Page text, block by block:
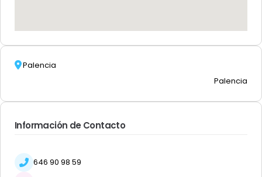
Palencia
Palencia
Información de Contacto
646 90 98 59